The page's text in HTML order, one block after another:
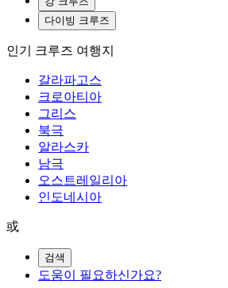
다이빙 크루즈
인기 크루즈 여행지
갈라파고스
크로아티아
그리스
북극
알라스카
남극
오스트레일리아
인도네시아
或
검색
도움이 필요하신가요?